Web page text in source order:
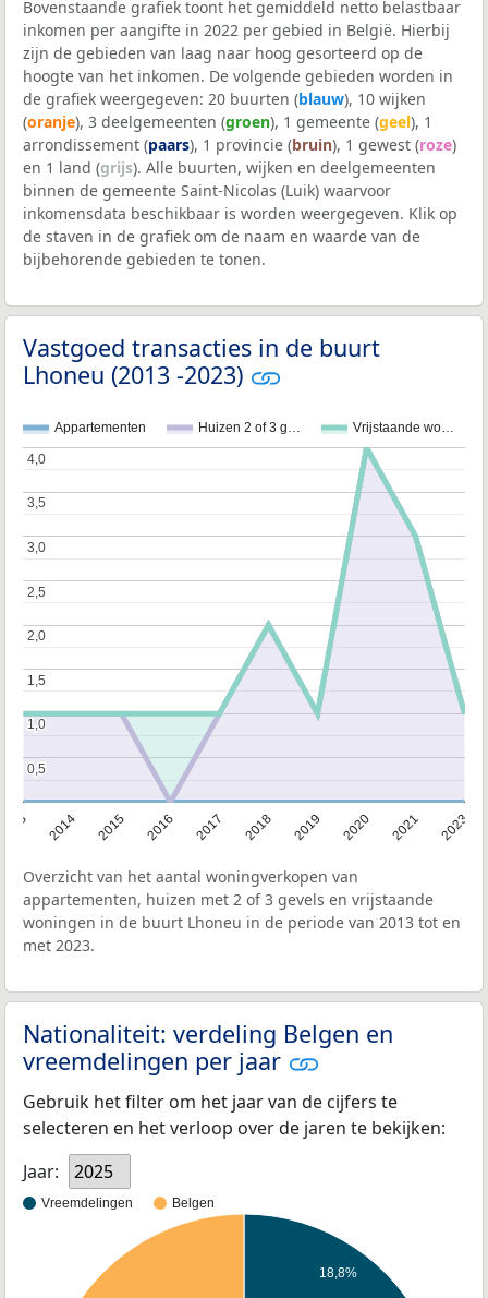
Bovenstaande grafiek toont het gemiddeld netto belastbaar
inkomen per aangifte in 2022 per gebied in België. Hierbij
zijn de gebieden van laag naar hoog gesorteerd op de
hoogte van het inkomen. De volgende gebieden worden in
de grafiek weergegeven: 20 buurten (blauw), 10 wijken
(oranje), 3 deelgemeenten (groen), 1 gemeente (geel), 1
arrondissement (paars), 1 provincie (bruin), 1 gewest (roze)
en 1 land (grijs). Alle buurten, wijken en deelgemeenten
binnen de gemeente Saint-Nicolas (Luik) waarvoor
inkomensdata beschikbaar is worden weergegeven. Klik op
de staven in de grafiek om de naam en waarde van de
bijbehorende gebieden te tonen.
Vastgoed transacties in de buurt
Lhoneu (2013 -2023)
Appartementen Huizen 2 of 3 g… Vrijstaande wo…
2014 2015 2016 2017 2018 2019 2020 2021 2023
0,5
0,5
1,0
1,0
1,5
1,5
2,0
2,0
2,5
2,5
3,0
3,0
3,5
3,5
4,0
4,0
Overzicht van het aantal woningverkopen van
appartementen, huizen met 2 of 3 gevels en vrijstaande
woningen in de buurt Lhoneu in de periode van 2013 tot en
met 2023.
Nationaliteit: verdeling Belgen en
vreemdelingen per jaar
Gebruik het filter om het jaar van de cijfers te
selecteren en het verloop over de jaren te bekijken:
Jaar:
2025
Vreemdelingen Belgen
18,8%